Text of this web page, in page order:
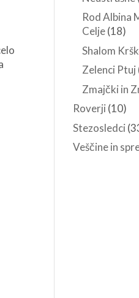
Rod Albina
Celje(18)
Shalom
Zelenci Ptuj
Zmajčki in
Roverji (10)
Stezosledci
Veščine in